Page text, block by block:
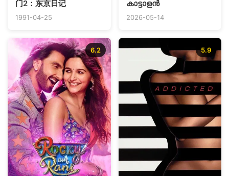
门2：东京日记
1991-04-25
കാട്ടാളൻ
2026-05-14
6.2 5.9